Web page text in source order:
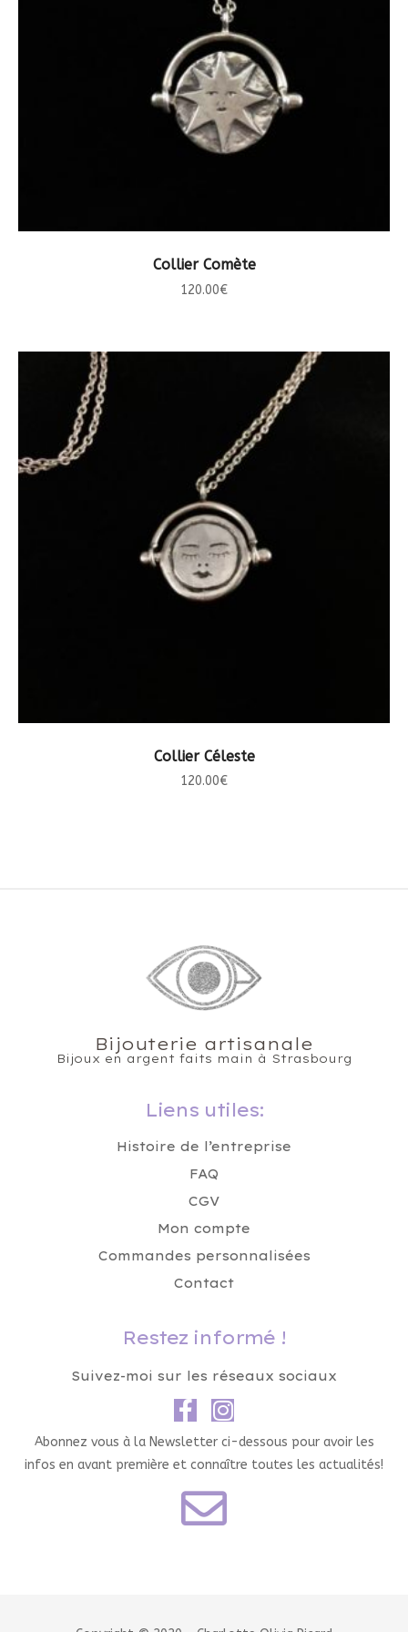
CHOIX DES OPTIONS
Collier Comète
120.00€
CHOIX DES OPTIONS
Collier Céleste
120.00€
Bijouterie artisanale
Bijoux en argent faits main à Strasbourg
Liens utiles:
Histoire de l’entreprise
FAQ
CGV
Mon compte
Commandes personnalisées
Contact
Restez informé !
Suivez-moi sur les réseaux sociaux
Abonnez vous à la Newsletter ci-dessous pour avoir les
infos en avant première et connaître toutes les actualités!